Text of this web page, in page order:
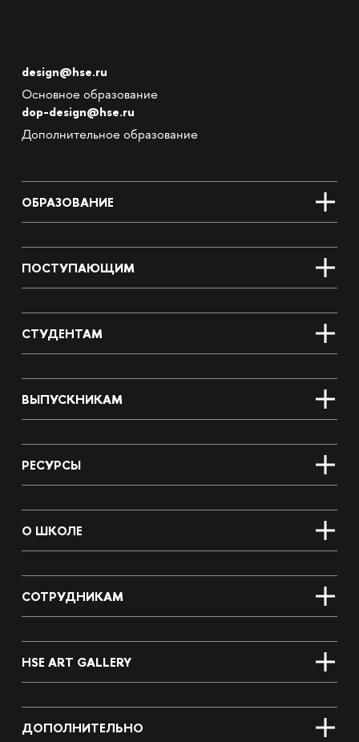
design@hse.ru
Основное образование
dop-design@hse.ru
Дополнительное образование
ОБРАЗОВАНИЕ
ПОСТУПАЮЩИМ
СТУДЕНТАМ
ВЫПУСКНИКАМ
РЕСУРСЫ
О ШКОЛЕ
СОТРУДНИКАМ
HSE ART GALLERY
ДОПОЛНИТЕЛЬНО